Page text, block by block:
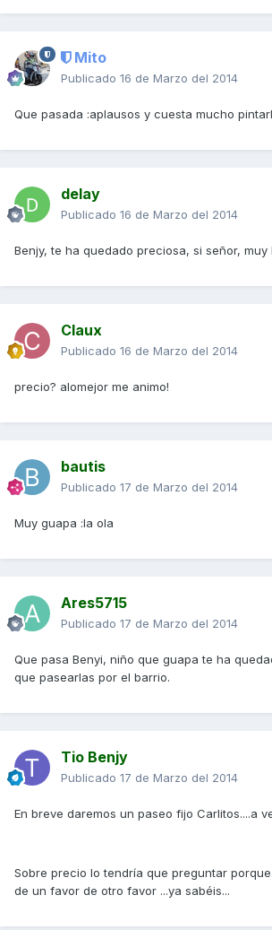
Mito
Publicado 16 de Marzo del 2014
Que pasada :aplausos y cuesta mucho
delay
Publicado 16 de Marzo del 2014
Benjy, te ha quedado preciosa, si señor, muy
Claux
Publicado 16 de Marzo del 2014
precio? alomejor me animo!
bautis
Publicado 17 de Marzo del 2014
Muy guapa :la ola
Ares5715
Publicado 17 de Marzo del 2014
Que pasa Benyi, niño que guapa te ha
que pasearlas por el barrio.
Tio Benjy
Publicado 17 de Marzo del 2014
En breve daremos un paseo fijo Carlitos....a
Sobre precio lo tendría que preguntar
de un favor de otro favor ...ya sabéis...